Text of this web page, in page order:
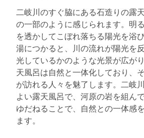
二岐川のすぐ脇にある石造りの露
の一部のように感じられます。明
を透かしてこぼれ落ちる陽光を浴
湯につかると、川の流れが陽光を
光しているかのような光景が広が
天風呂は自然と一体化しており、
が訪れる人々を魅了します。二岐
よい露天風呂で、河原の岩を組ん
ゆだねることで、自然との一体感
ます。